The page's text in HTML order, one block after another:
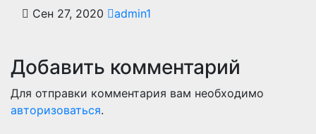
Сен 27, 2020 admin1
Добавить комментарий
Для отправки комментария вам необходимо
авторизоваться.